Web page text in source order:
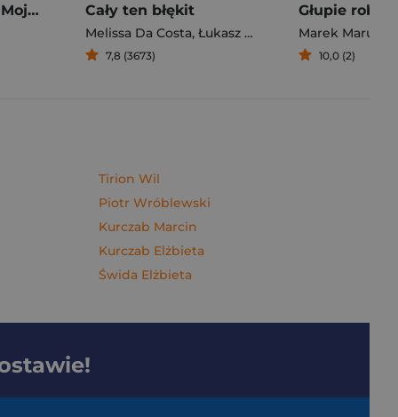
Pierogi z kimchi. Moje ulubione azjatyckie przepisy - książka z autografem Cały ten błękit
Melissa Da Costa, Łukasz Müller
7,8 (3673)
Marek
10,0 (2)
Tirion Wil
Piotr Wróblewski
Kurczab Marcin
Kurczab Elżbieta
Świda Elżbieta